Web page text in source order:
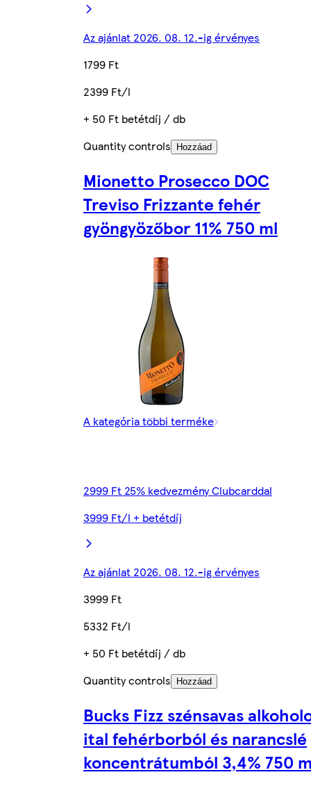
Az ajánlat 2026. 08. 12.-ig érvényes
1799 Ft
2399 Ft/l
+ 50 Ft betétdíj / db
Quantity controls
Hozzáad
Mionetto Prosecco DOC
Treviso Frizzante fehér
gyöngyözőbor 11% 750 ml
A kategória többi terméke
2999 Ft 25% kedvezmény Clubcarddal
3999 Ft/l + betétdíj
Az ajánlat 2026. 08. 12.-ig érvényes
3999 Ft
5332 Ft/l
+ 50 Ft betétdíj / db
Quantity controls
Hozzáad
Bucks Fizz szénsavas
ital fehérborból és narancslé
koncentrátumból 3,4% 750